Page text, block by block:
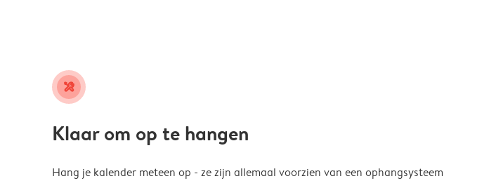
tools
Klaar om op te hangen
Hang je kalender meteen op - ze zijn allemaal voorzien van een ophangsysteem